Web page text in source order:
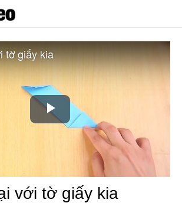
Play
Video
tờ giấy kia
với tờ giấy kia